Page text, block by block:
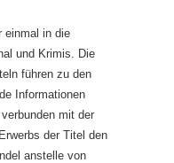
einmal in die
und Krimis. Die
führen zu den
Informationen
mit der
der Titel den
anstelle von